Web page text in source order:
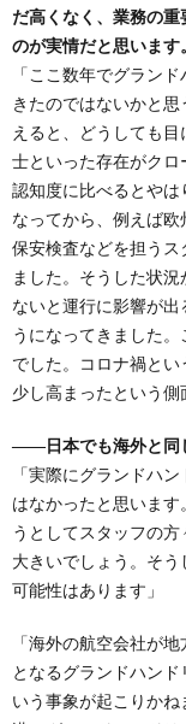
だ高くなく、業務の
のが実情だと思います
「ここ数年でグラン
きたのではないかと
えると、どうしても
士といった存在がク
認知度に比べるとや
なってから、例えば
保安検査などを担うス
ました。そうした状
ないと運行に影響が
うになってきました
でした。コロナ禍と
少し高まったという側
――日本でも海外と同
「実際にグランドハ
はなかったと思いま
うとしてスタッフの
大きいでしょう。そ
可能性はあります」
「海外の航空会社が
となるグランドハン
いう事象が起こりか